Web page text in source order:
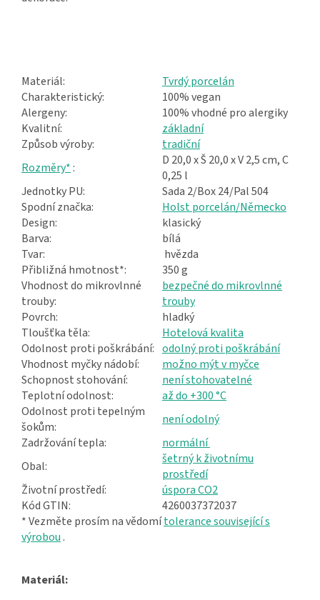
Materiál:
Tvrdý porcelán
Charakteristický:
100% vegan
Alergeny:
100% vhodné pro alergiky
Kvalitní:
základní
Způsob výroby:
tradiční
Rozměry* :
D 20,0 x Š 20,0 x V 2,5 cm, C
0,25 l
Jednotky PU:
Sada 2/Box 24/Pal 504
Spodní značka:
Holst porcelán/Německo
Design:
klasický
Barva:
bílá
Tvar:
hvězda
Přibližná hmotnost*:
350 g
Vhodnost do mikrovlnné
trouby:
bezpečné do mikrovlnné
trouby
Povrch:
hladký
Tloušťka těla:
Hotelová kvalita
Odolnost proti poškrábání: odolný proti poškrábání
Vhodnost myčky nádobí:
možno mýt v myčce
Schopnost stohování:
není stohovatelné
Teplotní odolnost:
až do +300 °C
Odolnost proti tepelným
šokům:
není odolný
Zadržování tepla:
normální
Obal:
šetrný k životnímu
prostředí
Životní prostředí:
úspora CO2
Kód GTIN:
4260037372037
* Vezměte prosím na vědomítolerance související s
výrobou .
Materiál: